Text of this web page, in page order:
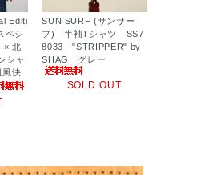
Editi
ペシ
× 北
シャ
快
SUN SURF (サンサー
フ) 半袖Tシャツ SS7
8033 "STRIPPER" by
SHAG グレー
SOLD OUT